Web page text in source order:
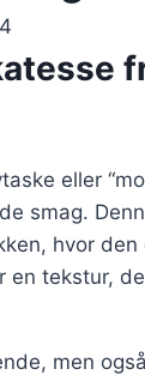
eller
smag.
hvor
en tekstur,
men